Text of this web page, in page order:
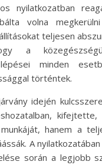
nyilatkozatban
volna
teljesen
a
minden
történtek.
idején
hanem a
A
során a legjobb